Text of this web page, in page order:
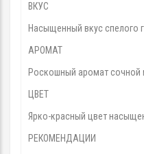
ВКУС
Насыщенный вкус спелого
АРОМАТ
Роскошный аромат сочной
ЦВЕТ
Ярко-красный цвет
РЕКОМЕНДАЦИИ